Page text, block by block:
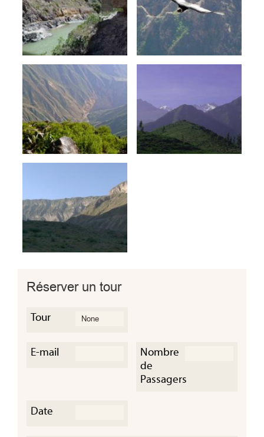
Réserver un tour
Tour
E-mail
Nombre
de
Passagers
Date